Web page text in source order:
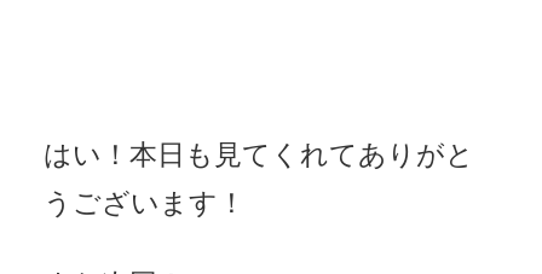
はい！本日も見てくれてありがと
うございます！